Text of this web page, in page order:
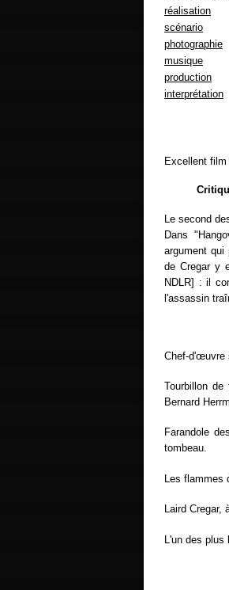
réalisation
scénario
photographie
musique
production
interprétation
Excellent
Le second
Dans
argument qui
de Cregar y
NDLR] : il
l'assassin
Chef-d'œuvre
Tourbillon
Bernard
Farandole
tombeau.
Les
Laird Cregar,
L'un des plus